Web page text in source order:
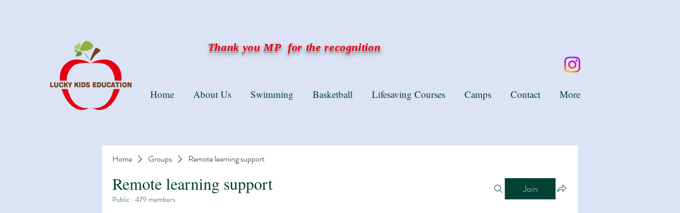
Thank you MP for the recognition
Home Groups Remote learning support
Remote learning support
Public · 479 members
Join
Home About Us Swimming Basketball Lifesaving Courses Camps Contact More